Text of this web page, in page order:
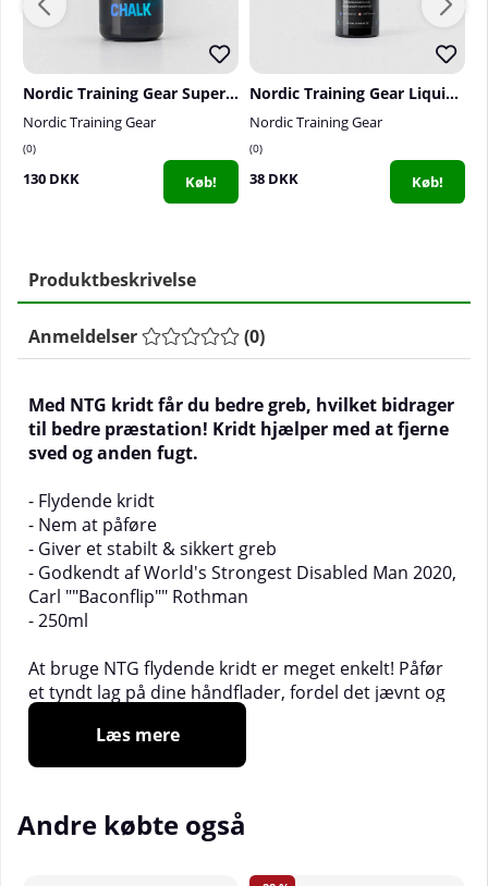
Nordic Training Gear Super Liquid Chalk, 250 ml
Nordic Training Gear
0
130 DKK Køb!
Nordic Training Gear Liquid Chalk, 100 ml
Nordic Training Gear
0
38 DKK Køb!
Produktbeskrivelse
Anmeldelser (0)
Med NTG kridt får du bedre greb, hvilket bidrager
til bedre præstation! Kridt hjælper med at fjerne
sved og anden fugt.
- Flydende kridt
- Nem at påføre
- Giver et stabilt & sikkert greb
- Godkendt af World's Strongest Disabled Man 2020,
Carl ""Baconflip"" Rothman
- 250ml
At bruge NTG flydende kridt er meget enkelt! Påfør
et tyndt lag på dine håndflader, fordel det jævnt og
lad det tørre.
______________________________
Specifikationer:
- Ryst godt før brug
Læs mere
Andre købte også